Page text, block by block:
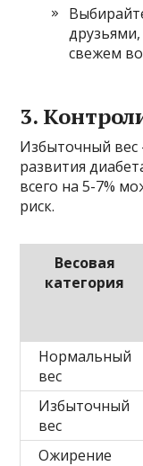
свежем
3.
Избыточный вес
развития
всего на 5-7%
риск.
Весовая
категория
Нормальный
вес
Избыточный
вес
Ожирение